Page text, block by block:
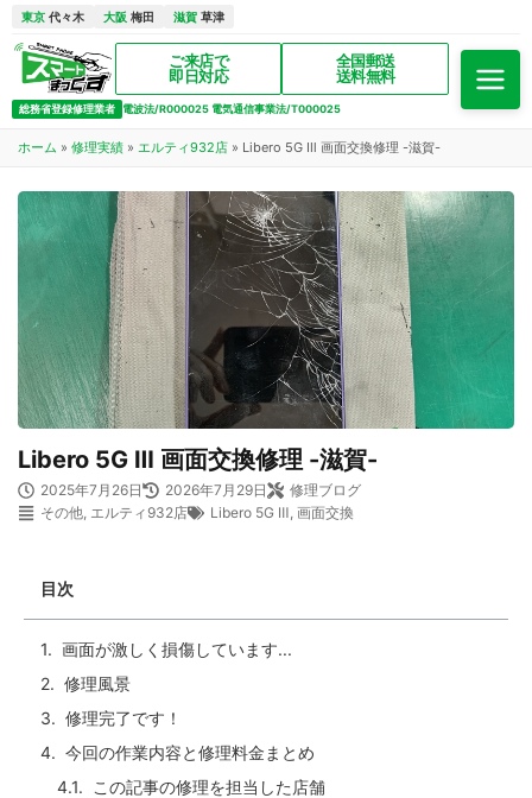
東京 代々木 大阪 梅田 滋賀 草津
ご来店で
即日対応
全国郵送
送料無料
総務省登録修理業者 電波法/R000025 電気通信事業法/T000025
ホーム » 修理実績 » エルティ932店 » Libero 5G Ⅲ 画面交換修理 -滋賀-
Libero 5G Ⅲ 画面交換修理 -滋賀-
2025年7月26日 2026年7月29日
修理ブログ
その他, エルティ932店 Libero 5G Ⅲ, 画面交換
目次
画面が激しく損傷しています...
修理風景
修理完了です！
今回の作業内容と修理料金まとめ
この記事の修理を担当した店舗